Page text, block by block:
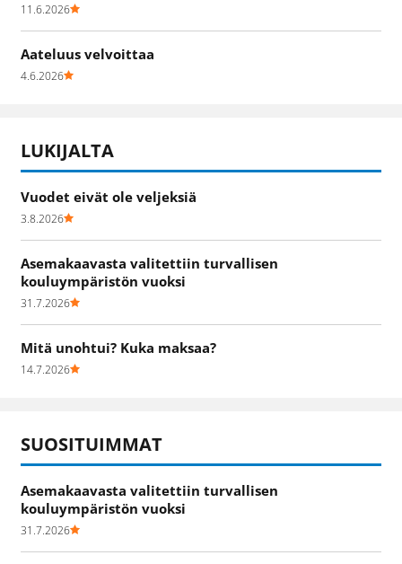
11.6.2026
Aateluus velvoittaa
4.6.2026
LUKIJALTA
Vuodet eivät ole veljeksiä
3.8.2026
Asemakaavasta valitettiin turvallisen
kouluympäristön vuoksi
31.7.2026
Mitä unohtui? Kuka maksaa?
14.7.2026
SUOSITUIMMAT
Asemakaavasta valitettiin turvallisen
kouluympäristön vuoksi
31.7.2026